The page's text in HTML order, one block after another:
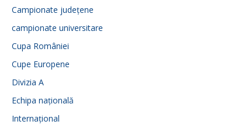
Campionate județene
campionate universitare
Cupa României
Cupe Europene
Divizia A
Echipa națională
Internațional